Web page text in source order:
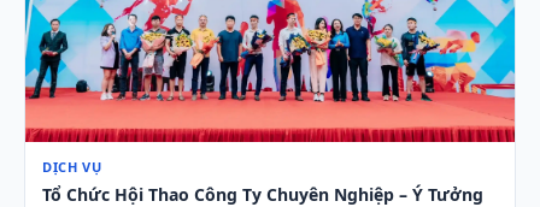
DỊCH VỤ
Tổ Chức Hội Thao Công Ty Chuyên Nghiệp – Ý Tưởng